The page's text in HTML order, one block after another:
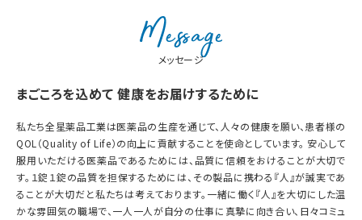
メッセージ
まごころを込めて 健康をお届けするために
私たち全星薬品工業は医薬品の生産を通じて、人々の健康を願い、患者様の
QOL（Quality of Life）の向上に貢献することを使命としています。 安心して
服用いただける医薬品であるためには、品質に信頼をおけることが大切で
す。１錠１錠の品質を担保するためには、その製品に携わる『人』が誠実であ
ることが大切だと私たちは考えております。一緒に働く『人』を大切にした温
かな雰囲気の職場で、一人一人が自分の仕事に真摯に向き合い、日々コミュ